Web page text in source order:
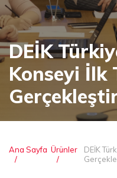
DEİK
Konseyi İlk
Ana Sayfa Ürünler
DEİK